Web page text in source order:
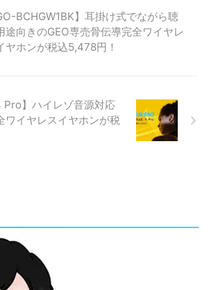
BCHGW1BK】耳掛け式でながら聴
途向きのGEO専売骨伝導完全ワイヤレ
ヤホンが税込5,478円！
Pro】ハイレゾ音源対応
ワイヤレスイヤホンが税